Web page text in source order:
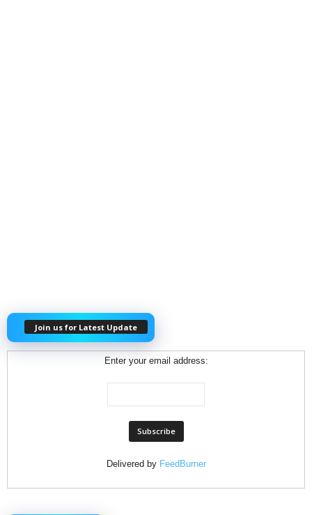
Join us for Latest Update
Enter your email address:
Delivered by FeedBurner